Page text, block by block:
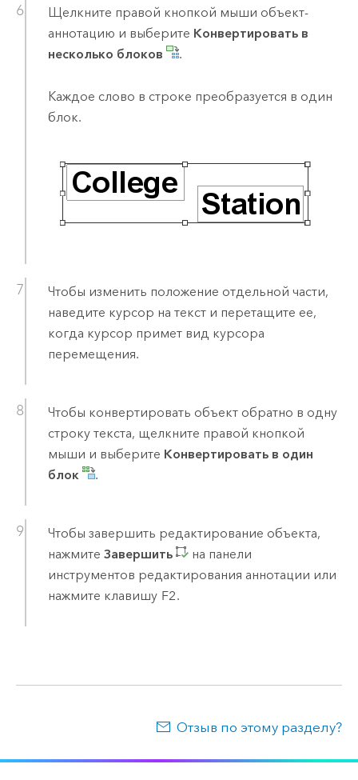
Щелкните правой кнопкой мыши объект-
аннотацию и выберите Конвертировать в
несколько блоков
.
Каждое слово в строке преобразуется в один
блок.
Чтобы изменить положение отдельной части,
наведите курсор на текст и перетащите ее,
когда курсор примет вид курсора
перемещения.
Чтобы конвертировать объект обратно в одну
строку текста, щелкните правой кнопкой
мыши и выберите Конвертировать в один
блок
.
Чтобы завершить редактирование объекта,
нажмите Завершить
на панели
инструментов редактирования аннотации или
нажмите клавишу F2.
Отзыв по этому разделу?